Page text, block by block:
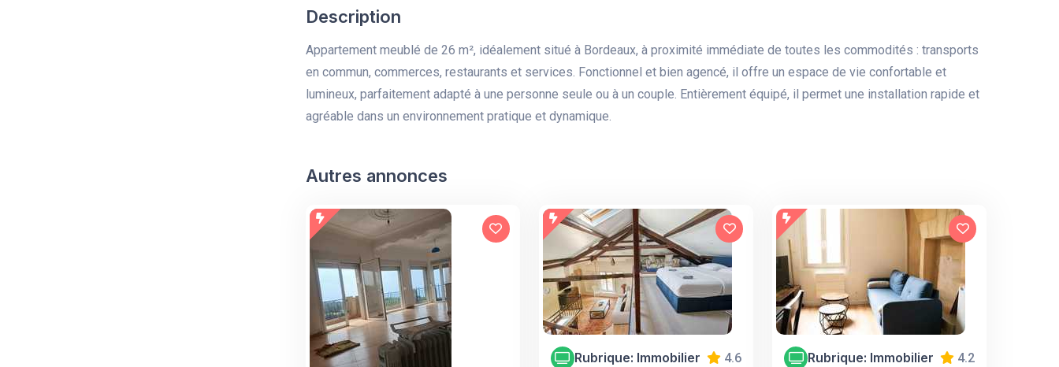
Description
Appartement meublé de 26 m², idéalement situé à Bordeaux, à proximité immédiate de toutes les commodités : transports
en commun, commerces, restaurants et services. Fonctionnel et bien agencé, il offre un espace de vie confortable et
lumineux, parfaitement adapté à une personne seule ou à un couple. Entièrement équipé, il permet une installation rapide et
agréable dans un environnement pratique et dynamique.
Autres annonces
Rubrique: Immobilier 4.6 Rubrique: Immobilier 4.2